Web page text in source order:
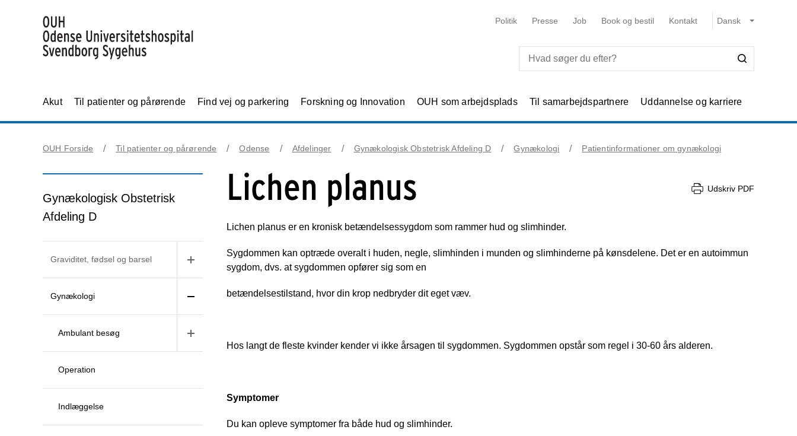
Politik Presse Job Book og bestil Kontakt
Akut Til patienter og pårørende Find vej og parkering Forskning og Innovation OUH som arbejdsplads Til samarbejdspartnere Uddannelse og karriere
OUH Forside Til patienter og pårørende Odense Afdelinger Gynækologisk Obstetrisk Afdeling D Gynækologi Patientinformationer om gynækologi
Gynækologisk Obstetrisk
Afdeling D
Graviditet, fødsel og barsel
Gynækologi
Ambulant besøg
Operation
Indlæggelse
Lichen planus Udskriv PDF
Lichen planus er en kronisk betændelsessygdom som rammer hud og slimhinder.
Sygdommen kan optræde overalt i huden, negle, slimhinden i munden og slimhinderne på kønsdelene. Det er en autoimmun
sygdom, dvs. at sygdommen opfører sig som en
betændelsestilstand, hvor din krop nedbryder dit eget væv.
Hos langt de fleste kvinder kender vi ikke årsagen til sygdommen. Sygdommen opstår som regel i 30-60 års alderen.
Symptomer
Du kan opleve symptomer fra både hud og slimhinder.